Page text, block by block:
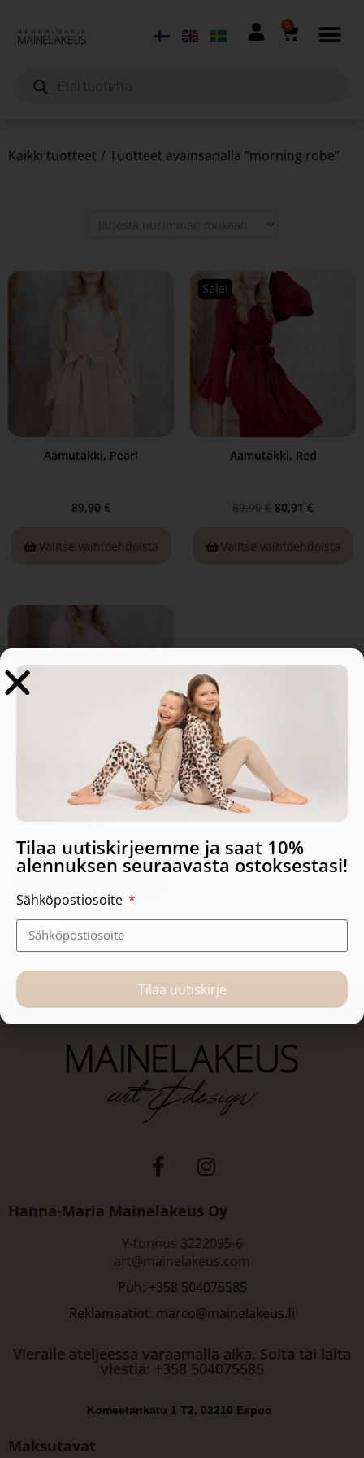
0
Kaikki tuotteet / Tuotteet avainsanalla “morning robe”
Aamutakki, Pearl
89,90 €
Valitse vaihtoehdoista
Sale!
Aamutakki, Red
89,90 € 80,91 €
Valitse vaihtoehdoista
Aamutakki, Pink
89,90€
Hanna-Maria Mainelakeus Oy
Y-tunnus 3222095-6
art@mainelakeus.com
Puh: +358 504075585
Reklamaatiot: marco@mainelakeus.fi
Vieraile ateljeessa varaamalla aika. Soita tai laita
viestiä: +358 504075585
Komeetankatu 1 T2, 02210 Espoo
Maksutavat
Tilaa uutiskirjeemme ja saat 10%
alennuksen seuraavasta ostoksestasi!
Sähköpostiosoite
Tilaa uutiskirje